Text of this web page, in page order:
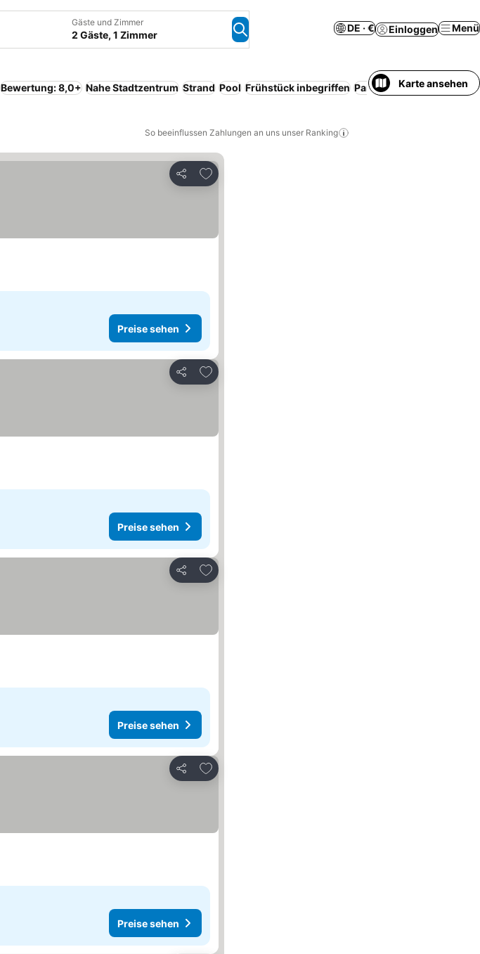
Gäste und Zimmer
2 Gäste, 1 Zimmer
DE · € Einloggen Menü
Bewertung: 8,0+ Nahe Stadtzentrum Strand Pool Frühstück inbegriffen Parkplatz Halbpension
Karte ansehen
So beeinflussen Zahlungen an uns unser Ranking
Teilen
Zu Favoriten hinzufügen
Preise sehen
Teilen
Zu Favoriten hinzufügen
Preise sehen
Teilen
Zu Favoriten hinzufügen
Preise sehen
Teilen
Zu Favoriten hinzufügen
Preise sehen